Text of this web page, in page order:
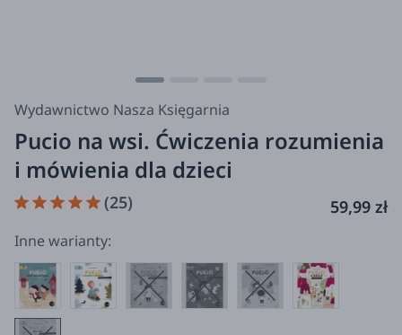
Wydawnictwo Nasza Księgarnia
Pucio na wsi. Ćwiczenia rozumienia
i mówienia dla dzieci
(25) 59,99 zł
Inne warianty: